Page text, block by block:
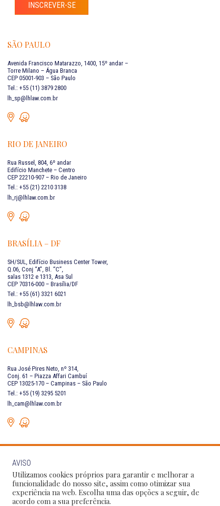
INSCREVER-SE
SÃO PAULO
Avenida Francisco Matarazzo, 1400, 15º andar –
Torre Milano – Água Branca
CEP 05001-903 – São Paulo
Tel.: +55 (11) 3879 2800
lh_sp@lhlaw.com.br
RIO DE JANEIRO
Rua Russel, 804, 6º andar
Edifício Manchete – Centro
CEP 22210-907 – Rio de Janeiro
Tel.: +55 (21) 2210 3138
lh_rj@lhlaw.com.br
BRASÍLIA – DF
SH/SUL, Edifício Business Center Tower,
Q.06, Conj “A”, Bl. “C”,
salas 1312 e 1313, Asa Sul
CEP 70316-000 – Brasília/DF
Tel.: +55 (61) 3321 6021
lh_bsb@lhlaw.com.br
CAMPINAS
Rua José Pires Neto, nº 314,
Conj. 61 – Piazza Affari Cambuí
CEP 13025-170 – Campinas – São Paulo
Tel.: +55 (19) 3295 5201
lh_cam@lhlaw.com.br
FALE CONOSCO
Siga as nossas redes sociais:
AVISO
Utilizamos cookies próprios para garantir e melhorar a
funcionalidade do nosso site, assim como otimizar sua
experiência na web. Escolha uma das opções a seguir, de
acordo com a sua preferência.